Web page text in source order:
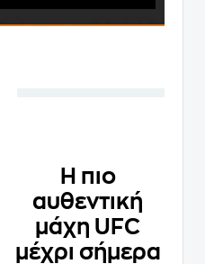
Η πιο
αυθεντική
μάχη UFC
μέχρι σήμερα